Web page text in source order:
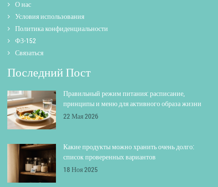
О нас
Условия использования
Политика конфиденциальности
ФЗ-152
Связаться
Последний Пост
Правильный режим питания: расписание,
принципы и меню для активного образа жизни
22 Мая 2026
Какие продукты можно хранить очень долго:
список проверенных вариантов
18 Ноя 2025